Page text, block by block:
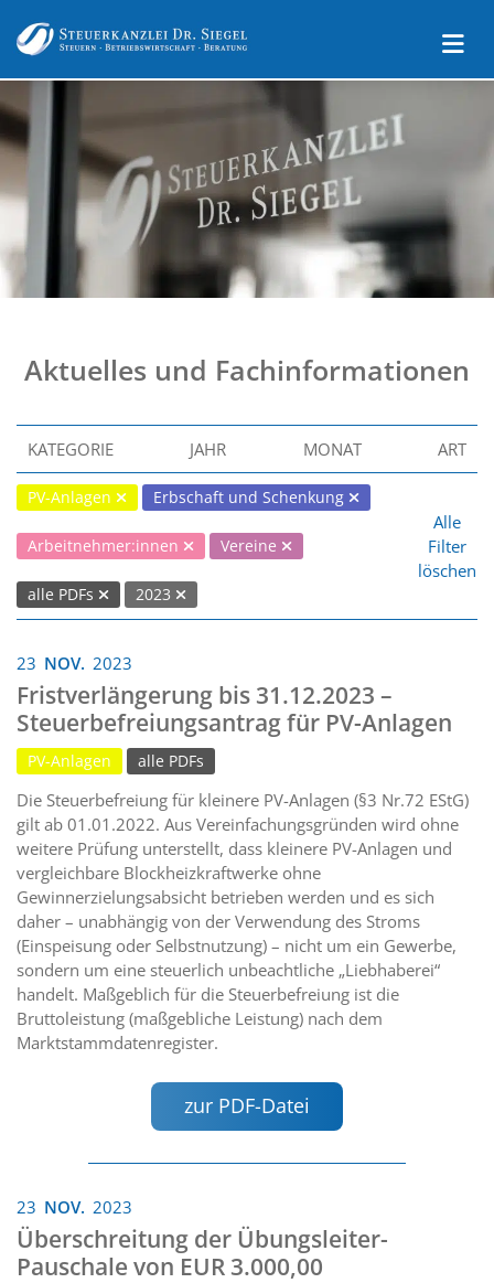
Aktuelles und Fachinformationen
KATEGORIE JAHR MONAT ART
PV-Anlagen Erbschaft und Schenkung
Arbeitnehmer:innen Vereine
alle PDFs 2023
Alle
Filter
löschen
23 NOV. 2023
Fristverlängerung bis 31.12.2023 –
Steuerbefreiungsantrag für PV-Anlagen
PV-Anlagen alle PDFs
Die Steuerbefreiung für kleinere PV-Anlagen (§3 Nr.72 EStG)
gilt ab 01.01.2022. Aus Vereinfachungsgründen wird ohne
weitere Prüfung unterstellt, dass kleinere PV-Anlagen und
vergleichbare Blockheizkraftwerke ohne
Gewinnerzielungsabsicht betrieben werden und es sich
daher – unabhängig von der Verwendung des Stroms
(Einspeisung oder Selbstnutzung) – nicht um ein Gewerbe,
sondern um eine steuerlich unbeachtliche „Liebhaberei“
handelt. Maßgeblich für die Steuerbefreiung ist die
Bruttoleistung (maßgebliche Leistung) nach dem
Marktstammdatenregister.
zur PDF-Datei
23 NOV. 2023
Überschreitung der Übungsleiter-
Pauschale von EUR 3.000,00